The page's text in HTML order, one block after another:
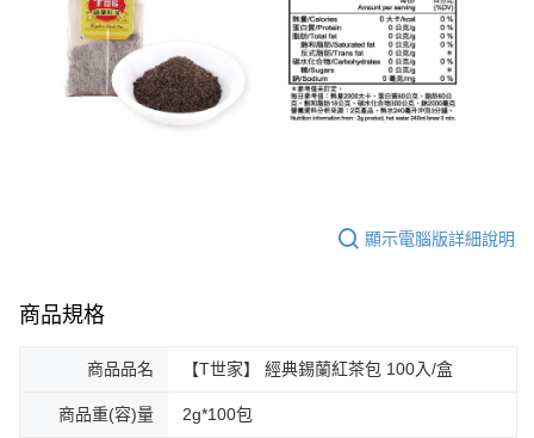
顯示電腦版詳細說明
商品規格
商品品名 【T世家】 經典錫蘭紅茶包 100入/盒
商品重(容)量 2g*100包